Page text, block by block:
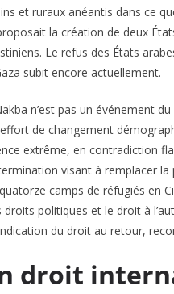
et ruraux anéantis dans ce
la création de deux
Le refus des États
subit encore actuellement.
n’est pas un événement
de changement
extrême, en contradiction
visant à remplacer
camps de réfugiés en
droits politiques et le droit à
du droit au retour,
droit